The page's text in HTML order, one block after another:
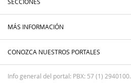
SECCIONES
MÁS INFORMACIÓN
CONOZCA NUESTROS PORTALES
Info general del portal: PBX: 57 (1) 2940100.